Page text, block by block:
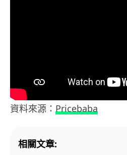
資料來源： Pricebaba
相關文章: